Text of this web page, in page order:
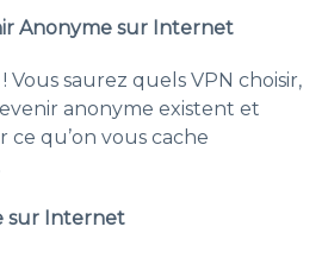
Anonyme sur Internet
Vous saurez quels VPN choisir,
anonyme existent et
qu’on vous cache
sur Internet